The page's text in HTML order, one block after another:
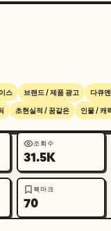
스 브랜드 / 제품 광고 다큐
초현실적 / 꿈같은 인물 / 캐
조회수
31.5K
북마크
70